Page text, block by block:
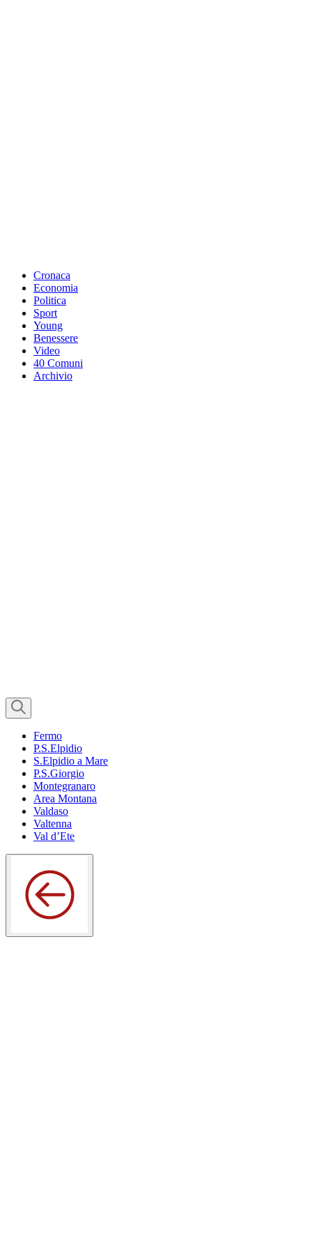
Cronaca
Economia
Politica
Sport
Young
Benessere
Video
40 Comuni
Archivio
Fermo
P.S.Elpidio
S.Elpidio a Mare
P.S.Giorgio
Montegranaro
Area Montana
Valdaso
Valtenna
Val d’Ete